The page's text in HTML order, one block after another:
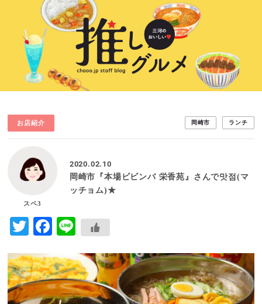
お店紹介 岡崎市 ランチ
スペ3
2020.02.10
岡崎市『本場ビビンバ 栄香苑』さんで맛점(マ
ッチョム)★
Twitter
Facebook
Line